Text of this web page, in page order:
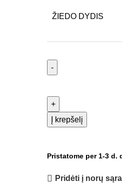
ŽIEDO DYDIS
Į krepšelį
Pristatome per 1-3 d.
Pridėti į norų